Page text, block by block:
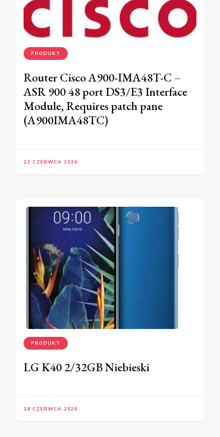
PRODUKT
Router Cisco A900-IMA48T-C –
ASR 900 48 port DS3/E3 Interface
Module, Requires patch pane
(A900IMA48TC)
22 CZERWCA 2026
PRODUKT
LG K40 2/32GB Niebieski
18 CZERWCA 2026